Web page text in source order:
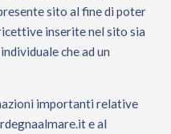
sito al fine di poter
inserite nel sito sia
che ad un
importanti relative
e al